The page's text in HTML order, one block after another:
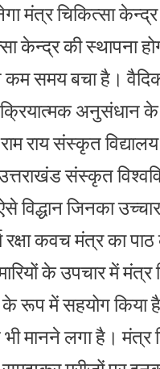
मंत्र चिकित्सा केन्द्र
केन्द्र की स्थापना
समय बचा है।
क्रियात्मक अनुसंधान
राय संस्कृत
संस्कृत
जिनका
कवच मंत्र का
के उपचार में मंत्र
रूप में सहयोग किया
मानने लगा है।